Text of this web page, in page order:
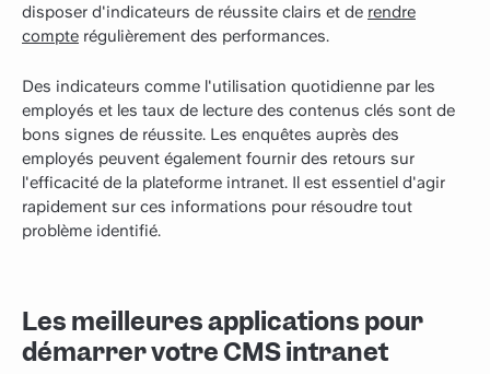
disposer d'indicateurs de réussite clairs et de rendre
compte régulièrement des performances.
Des indicateurs comme l'utilisation quotidienne par les
employés et les taux de lecture des contenus clés sont de
bons signes de réussite. Les enquêtes auprès des
employés peuvent également fournir des retours sur
l'efficacité de la plateforme intranet. Il est essentiel d'agir
rapidement sur ces informations pour résoudre tout
problème identifié.
Les meilleures applications pour
démarrer votre CMS intranet